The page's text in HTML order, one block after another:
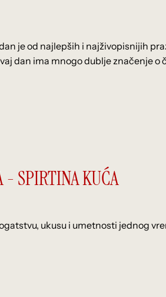
je od najlepših i najživopisnijih
dan ima mnogo dublje značenje o
- SPIRTINA KUĆA
ukusu i umetnosti jednog